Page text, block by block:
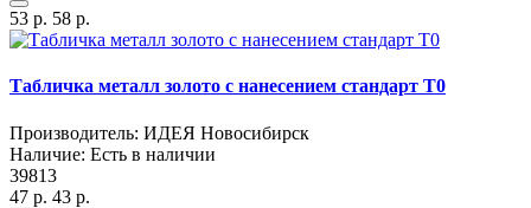
53 р. 58 р.
Табличка металл золото с нанесением стандарт T0
Производитель: ИДЕЯ Новосибирск
Наличие: Есть в наличии
39813
47 р. 43 р.